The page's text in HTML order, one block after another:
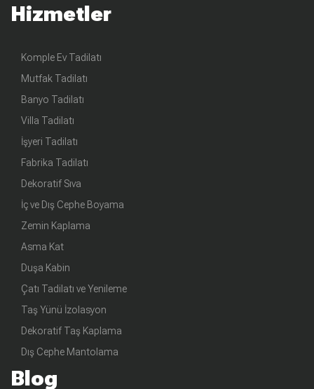
Hizmetler
Komple Ev Tadilatı
Mutfak Tadilatı
Banyo Tadilatı
Villa Tadilatı
İşyeri Tadilatı
Fabrika Tadilatı
Dekoratif Sıva
İç ve Dış Cephe Boyama
Zemin Kaplama
Asma Kat
Duşa Kabin
Çatı Tadilatı ve Yenileme
Taş Yünü İzolasyon
Dekoratif Taş Kaplama
Dış Cephe Mantolama
Blog